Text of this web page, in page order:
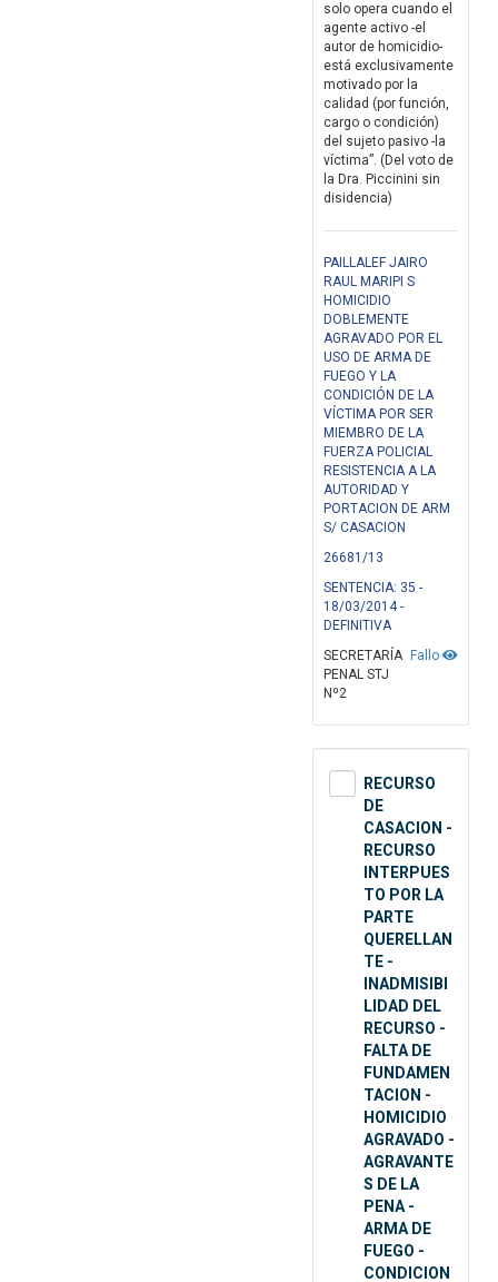
solo opera cuando el
agente activo -el
autor de homicidio-
está exclusivamente
motivado por la
calidad (por función,
cargo o condición)
del sujeto pasivo -la
víctima”. (Del voto de
la Dra. Piccinini sin
disidencia)
PAILLALEF JAIRO
RAUL MARIPI S
HOMICIDIO
DOBLEMENTE
AGRAVADO POR EL
USO DE ARMA DE
FUEGO Y LA
CONDICIÓN DE LA
VÍCTIMA POR SER
MIEMBRO DE LA
FUERZA POLICIAL
RESISTENCIA A LA
AUTORIDAD Y
PORTACION DE ARM
S/ CASACION
26681/13
SENTENCIA: 35 -
18/03/2014 -
DEFINITIVA
Fallo
SECRETARÍA
PENAL STJ
Nº2
RECURSO
DE
CASACION -
RECURSO
INTERPUES
TO POR LA
PARTE
QUERELLAN
TE -
INADMISIBI
LIDAD DEL
RECURSO -
FALTA DE
FUNDAMEN
TACION -
HOMICIDIO
AGRAVADO -
AGRAVANTE
S DE LA
PENA -
ARMA DE
FUEGO -
CONDICION